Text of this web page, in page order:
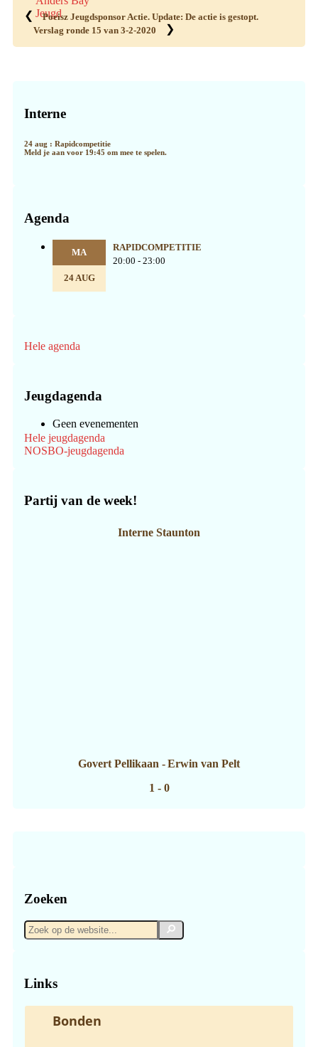
Jeugd
❮
Poeisz Jeugdsponsor Actie. Update: De actie is gestopt.
Verslag ronde 15 van 3-2-2020
❯
Sidebar
Interne
24 aug : Rapidcompetitie
Meld je aan voor 19:45 om mee te spelen.
Agenda
MA
24 AUG
RAPIDCOMPETITIE
20:00 - 23:00
Hele agenda
Jeugdagenda
Geen evenementen
Hele jeugdagenda
NOSBO-jeugdagenda
Partij van de week!
Interne Staunton
Govert Pellikaan - Erwin van Pelt
1 - 0
Zoeken
Zoek
op
Zoek
Links
Bonden